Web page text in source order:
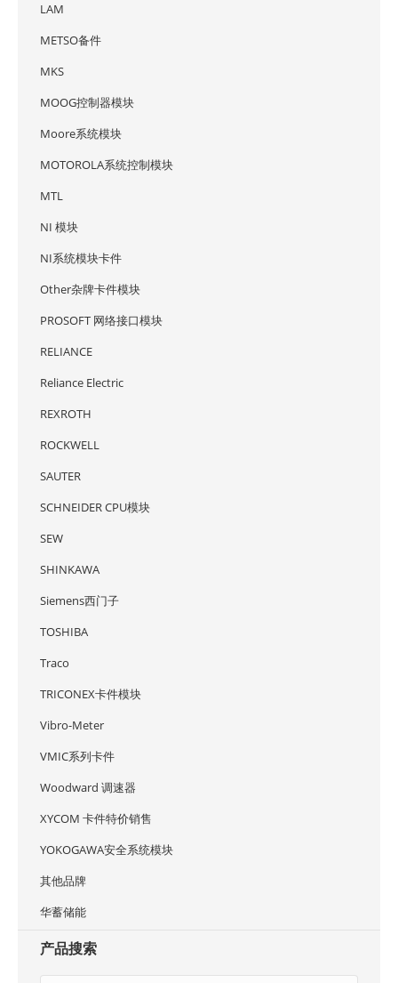
LAM
METSO备件
MKS
MOOG控制器模块
Moore系统模块
MOTOROLA系统控制模块
MTL
NI 模块
NI系统模块卡件
Other杂牌卡件模块
PROSOFT 网络接口模块
RELIANCE
Reliance Electric
REXROTH
ROCKWELL
SAUTER
SCHNEIDER CPU模块
SEW
SHINKAWA
Siemens西门子
TOSHIBA
Traco
TRICONEX卡件模块
Vibro-Meter
VMIC系列卡件
Woodward 调速器
XYCOM 卡件特价销售
YOKOGAWA安全系统模块
其他品牌
华蓄储能
产品搜索